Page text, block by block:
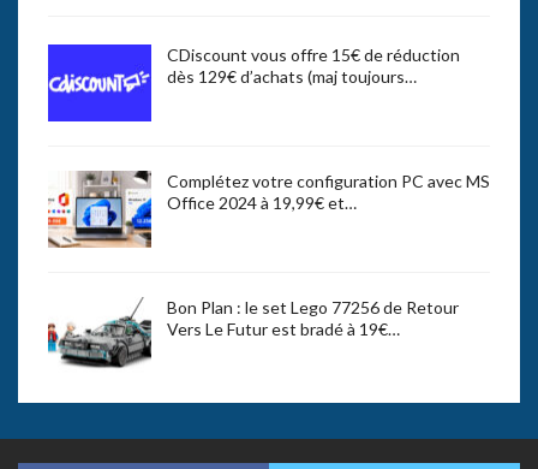
CDiscount vous offre 15€ de réduction
dès 129€ d’achats (maj toujours…
Complétez votre configuration PC avec MS
Office 2024 à 19,99€ et…
Bon Plan : le set Lego 77256 de Retour
Vers Le Futur est bradé à 19€…